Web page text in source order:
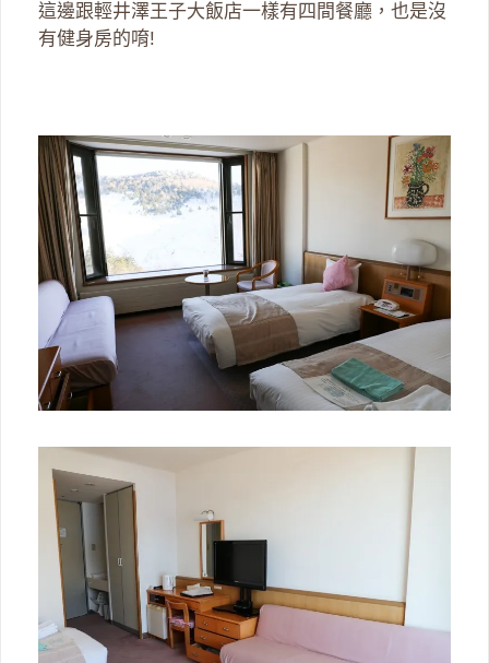
這邊跟輕井澤王子大飯店一樣有四間餐廳，也是沒
有健身房的唷!